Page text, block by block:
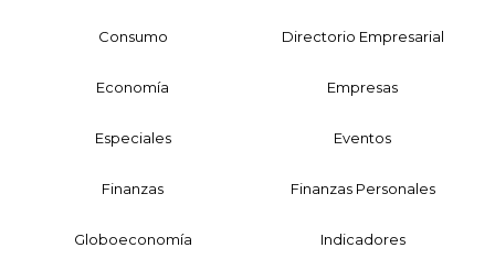
Consumo Directorio Empresarial
Economía Empresas
Especiales Eventos
Finanzas Finanzas Personales
Globoeconomía Indicadores